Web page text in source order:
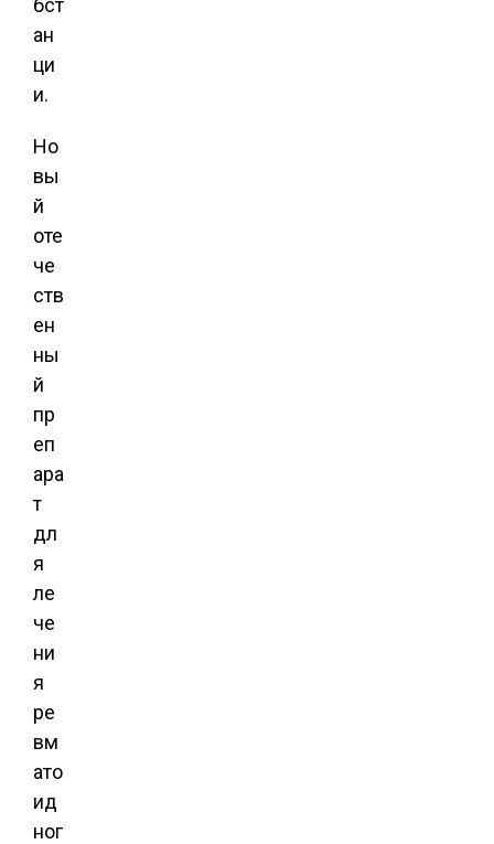
бст
ан
ци
и.
Но
вы
й
оте
че
ств
ен
ны
й
пр
еп
ара
т
дл
я
ле
че
ни
я
ре
вм
ато
ид
ног